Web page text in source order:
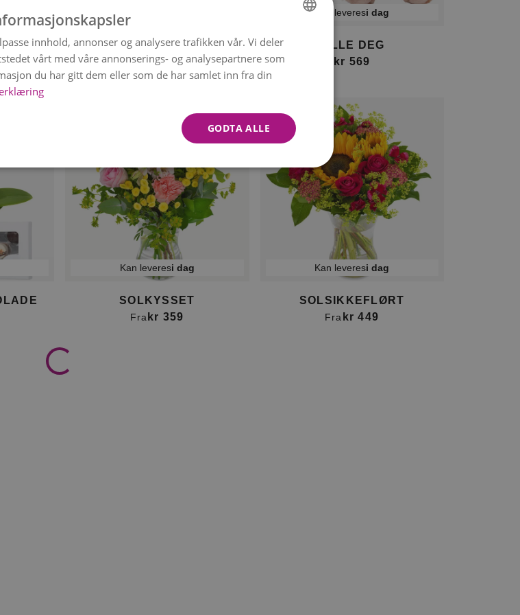
Kan leveres
DEKORATØRENS
BÅREBUKETT
kr 599
Kan leveresi dag
LILLE DEG
kr 569
Kan leveresi dag
SOLKYSSET
Fra kr 359
Kan leveresi dag
SOLSIKKEFLØRT
Fra kr 449
NORWEGIAN
ENGLISH
innhold, annonser og analysere trafikken vår. Vi deler
vårt med våre annonserings- og analysepartnere som
du har gitt dem eller som de har samlet inn fra din
GODTA ALLE